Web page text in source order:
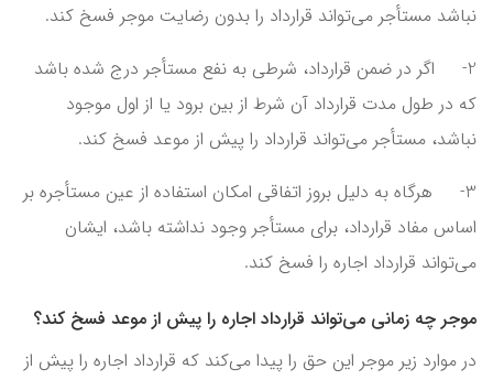
نباشد مستأجر می‌تواند قرارداد را بدون رضایت موجر فسخ کند.
2- اگر در ضمن قرارداد، شرطی به نفع مستأجر درج شده باشد
که در طول مدت قرارداد آن شرط از بین برود یا از اول موجود
نباشد، مستأجر می‌تواند قرارداد را پیش از موعد فسخ کند.
3- هرگاه به دلیل بروز اتفاقی امکان استفاده از عین مستأجره بر
اساس مفاد قرارداد، برای مستأجر وجود نداشته باشد، ایشان
می‌تواند قرارداد اجاره را فسخ کند.
موجر چه زمانی می‌تواند قرارداد اجاره را پیش از موعد فسخ کند؟
در موارد زیر موجر این حق را پیدا می‌کند که قرارداد اجاره را پیش از